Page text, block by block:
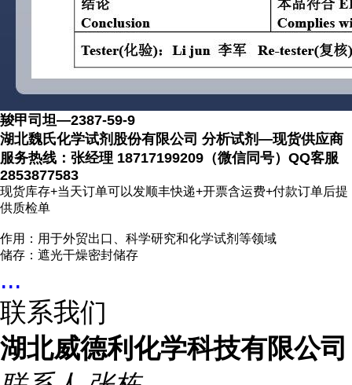
羧甲司坦—2387-59-9
湖北魏氏化学试剂股份有限公司 分析试剂—现货供应商
服务热线：张经理 18717199209（微信同号）QQ客服
2853877583
现货库存+当天订单可以发顺丰快递+开票含运费+付款订单后提
供质检单
作用：用于外贸出口、科学研究和化学试剂等领域
储存：遮光干燥密封储存
...
联系我们
湖北威德利化学科技有限公司